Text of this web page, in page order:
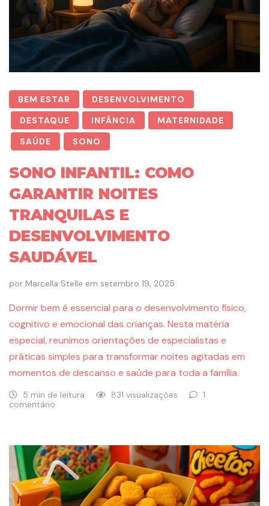
BEM ESTAR
DESENVOLVIMENTO
DESTAQUE
INFÂNCIA
MATERNIDADE
SAÚDE
SONO
SONO INFANTIL: COMO
GARANTIR NOITES
TRANQUILAS E
DESENVOLVIMENTO
SAUDÁVEL
por Marcella Stelle em setembro 19, 2025
Dormir bem é essencial para o desenvolvimento físico,
cognitivo e emocional das crianças. Nesta matéria
especial, reunimos orientações de especialistas e
práticas simples para transformar noites agitadas em
momentos de descanso e saúde para toda a família.
5 min de leitura 831 visualizações
1
comentário